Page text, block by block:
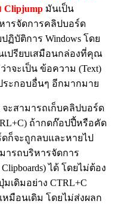
Clipjump มันเป็น
ารจัดการคลิปบอร์ด
ปฏิบัติการ Windows โดย
เปรียบเสมือนกล่องที่คุณ
าจะเป็น ข้อความ (Text)
ระกอบอื่นๆ อีกมากมาย
ะสามารถเก็บคลิปบอร์ด
ถ้ากดก๊อปปี้หรือคัด
ก็จะถูกลบและหายไป
ารถบริหารจัดการ
ได้ โดยไม่ต้อง
เดิมอย่าง CTRL+C
หมือนเดิม โดยไม่ส่งผลก